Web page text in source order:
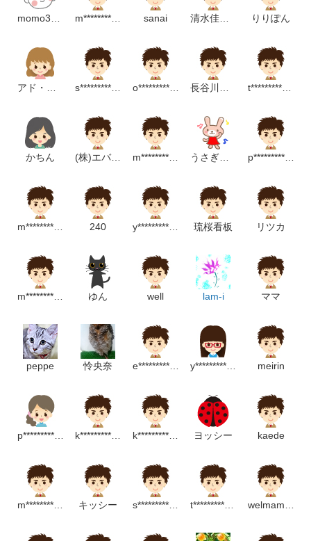
momo3555 m*********************p sanai 清水佳奈子 りりぽん
アド・ベンチャー s******************m o*********************p 長谷川ゆい子 t*********************m
かちん (株)エバタ美容商事 m*************************p うさぎっちゃん p********************p
m************************p 240 y***********************p 琉桜看板 リツカ
m***********************m ゆん well lam-i ママ
peppe 怜央奈 e*********************p y*******************************p meirin
p**************************p k***********************m k***********************m ヨッシー kaede
m*****************m キッシー s**********************m t****************m welmamama